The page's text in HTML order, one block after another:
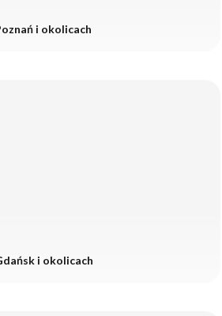
i okolicach
i okolicach